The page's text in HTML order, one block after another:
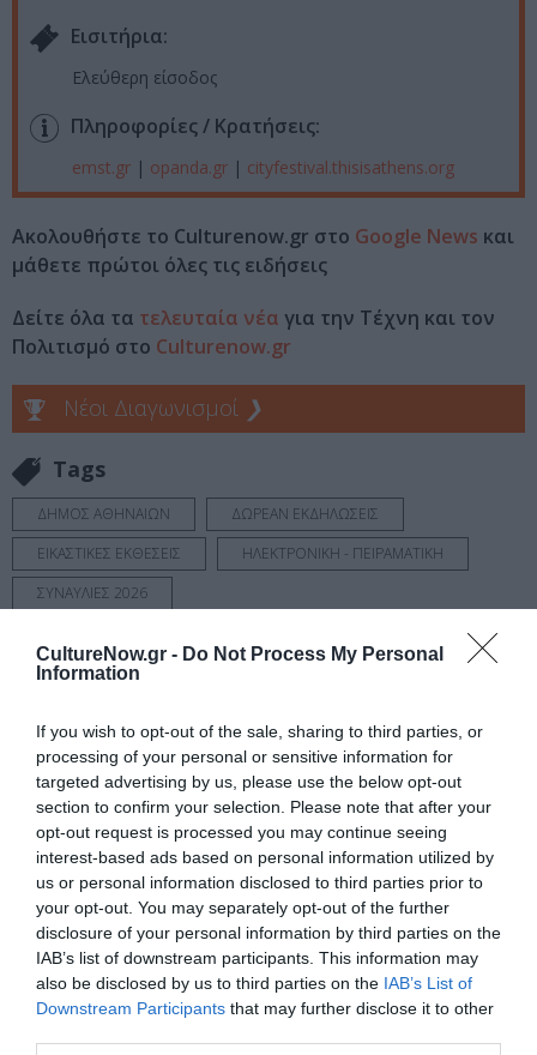
CultureNow.gr - Do Not Process My Personal
Information
If you wish to opt-out of the sale, sharing to third parties, or
processing of your personal or sensitive information for
targeted advertising by us, please use the below opt-out
section to confirm your selection. Please note that after your
opt-out request is processed you may continue seeing
interest-based ads based on personal information utilized by
us or personal information disclosed to third parties prior to
your opt-out. You may separately opt-out of the further
disclosure of your personal information by third parties on the
IAB’s list of downstream participants. This information may
also be disclosed by us to third parties on the IAB’s List of
Downstream Participants that may further disclose it to other
Eισιτήρια:
Ελεύθερη είσοδος
Πληροφορίες / Κρατήσεις:
emst.gr | opanda.gr | cityfestival.thisisathens.org
Ακολουθήστε το Culturenow.gr στο Google News και
μάθετε πρώτοι όλες τις ειδήσεις
Δείτε όλα τα τελευταία νέα για την Τέχνη και τον
Πολιτισμό στο Culturenow.gr
Νέοι Διαγωνισμοί ❯
Tags
ΔΗΜΟΣ ΑΘΗΝΑΙΩΝ
ΔΩΡΕΑΝ ΕΚΔΗΛΩΣΕΙΣ
ΕΙΚΑΣΤΙΚΕΣ ΕΚΘΕΣΕΙΣ
ΗΛΕΚΤΡΟΝΙΚΗ - ΠΕΙΡΑΜΑΤΙΚΗ
ΣΥΝΑΥΛΙΕΣ 2026
Newsletter
την Τέχνη και τον Πολιτισμό!
Ακολουθήστε το Culturenow.gr
Σχετικά Άρθρα